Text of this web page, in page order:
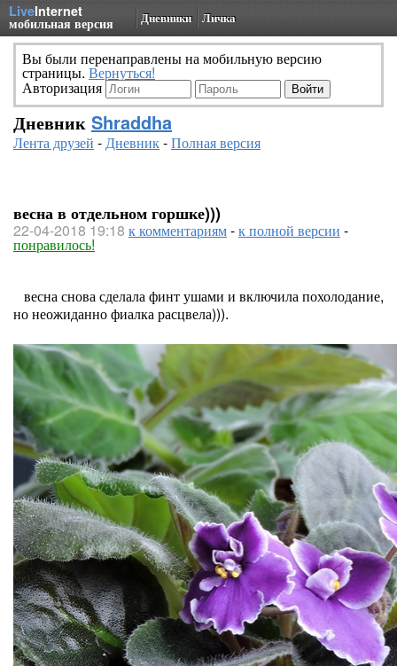
LiveInternet
мобильная версия Дневники Личка
Вы были перенаправлены на мобильную версию
страницы. Вернуться!
Авторизация
Дневник Shraddha
Лента друзей -Дневник-Полная версия
весна в отдельном горшке)))
22-04-2018 19:18 к комментариям-к полной версии -
понравилось!
весна снова сделала финт ушами и включила похолодание,
но неожиданно фиалка расцвела))).